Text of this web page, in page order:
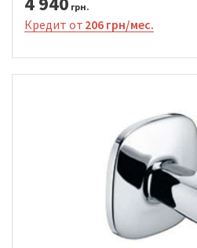
грн.
Кредит от 206 грн/мес.